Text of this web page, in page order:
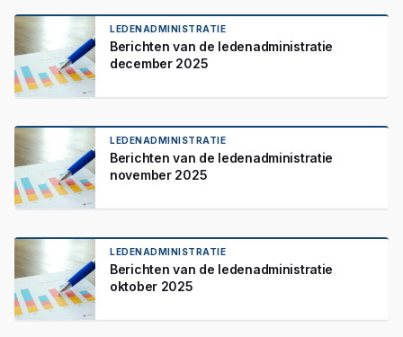
LEDENADMINISTRATIE
Berichten van de ledenadministratie
december 2025
LEDENADMINISTRATIE
Berichten van de ledenadministratie
november 2025
LEDENADMINISTRATIE
Berichten van de ledenadministratie
oktober 2025